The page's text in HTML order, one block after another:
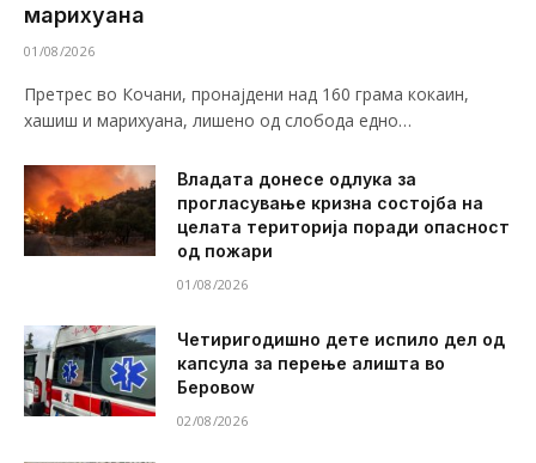
марихуана
01/08/2026
Претрес во Кочани, пронајдени над 160 грама кокаин,
хашиш и марихуана, лишено од слобода едно…
Владата донесе одлука за
прогласување кризна состојба на
целата територија поради опасност
од пожари
01/08/2026
Четиригодишно дете испило дел од
капсула за перење алишта во
Беровоw
02/08/2026